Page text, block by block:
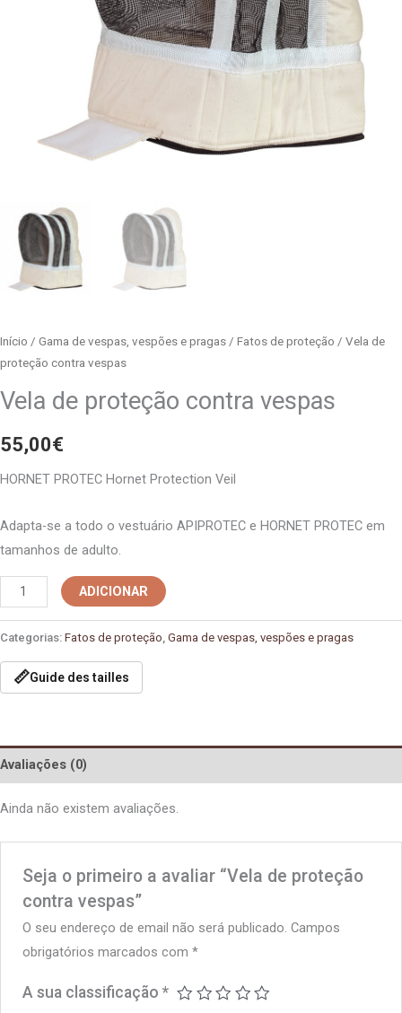
Início / Gama de vespas, vespões e pragas / Fatos de proteção / Vela de
proteção contra vespas
Vela de proteção contra vespas
55,00€
HORNET PROTEC Hornet Protection Veil
Adapta-se a todo o vestuário APIPROTEC e HORNET PROTEC em
tamanhos de adulto.
ADICIONAR
Categorias: Fatos de proteção, Gama de vespas, vespões e pragas
📏Guide des tailles
Avaliações (0)
Ainda não existem avaliações.
Seja o primeiro a avaliar “Vela de proteção
contra vespas”
O seu endereço de email não será publicado. Campos
obrigatórios marcados com*
A sua classificação*